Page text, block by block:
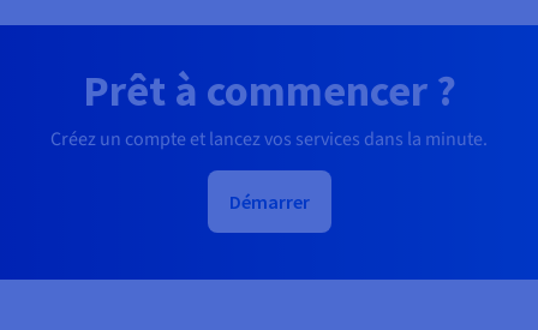
Prêt à commencer ?
Créez un compte et lancez vos services dans la minute.
Démarrer